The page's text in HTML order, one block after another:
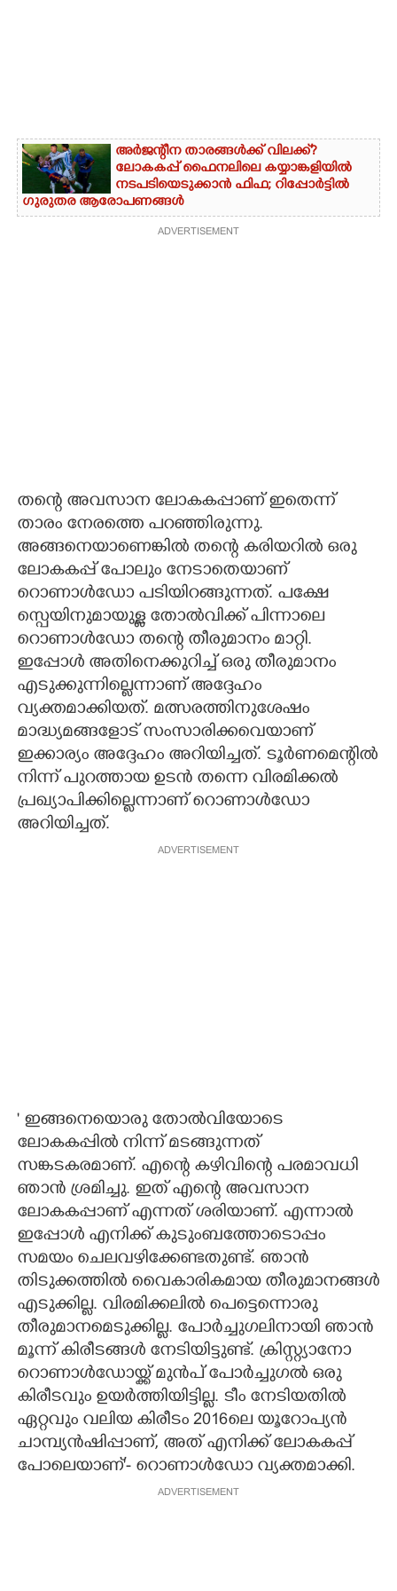
അർജന്റീന താരങ്ങൾക്ക് വിലക്ക്?
ലോകകപ്പ് ഫൈനലിലെ കയ്യാങ്കളിയിൽ
നടപടിയെടുക്കാൻ ഫിഫ; റിപ്പോർട്ടിൽ
ഗുരുതര ആരോപണങ്ങൾ
ADVERTISEMENT
തന്റെ അവസാന ലോകകപ്പാണ് ഇതെന്ന്
താരം നേരത്തെ പറഞ്ഞിരുന്നു.
അങ്ങനെയാണെങ്കിൽ തന്റെ കരിയറിൽ ഒരു
ലോകകപ്പ് പോലും നേടാതെയാണ്
റൊണാൾഡോ പടിയിറങ്ങുന്നത്. പക്ഷേ
സ്പെയിനുമായുള്ള തോൽവിക്ക് പിന്നാലെ
റൊണാൾഡോ തന്റെ തീരുമാനം മാറ്റി.
ഇപ്പോൾ അതിനെക്കുറിച്ച് ഒരു തീരുമാനം
എടുക്കുന്നില്ലെന്നാണ് അദ്ദേഹം
വ്യക്തമാക്കിയത്. മത്സരത്തിനുശേഷം
മാദ്ധ്യമങ്ങളോട് സംസാരിക്കവെയാണ്
ഇക്കാര്യം അദ്ദേഹം അറിയിച്ചത്. ടൂർണമെന്റിൽ
നിന്ന് പുറത്തായ ഉടൻ തന്നെ വിരമിക്കൽ
പ്രഖ്യാപിക്കില്ലെന്നാണ് റൊണാൾഡോ
അറിയിച്ചത്.
ADVERTISEMENT
' ഇങ്ങനെയൊരു തോൽവിയോടെ
ലോകകപ്പിൽ നിന്ന് മടങ്ങുന്നത്
സങ്കടകരമാണ്. എന്റെ കഴിവിന്റെ പരമാവധി
ഞാൻ ശ്രമിച്ചു. ഇത് എന്റെ അവസാന
ലോകകപ്പാണ് എന്നത് ശരിയാണ്. എന്നാൽ
ഇപ്പോൾ എനിക്ക് കുടുംബത്തോടൊപ്പം
സമയം ചെലവഴിക്കേണ്ടതുണ്ട്. ഞാൻ
തിടുക്കത്തിൽ വെെകാരികമായ തീരുമാനങ്ങൾ
എടുക്കില്ല. വിരമിക്കലിൽ പെട്ടെന്നൊരു
തീരുമാനമെടുക്കില്ല. പോർച്ചുഗലിനായി ഞാൻ
മൂന്ന് കിരീടങ്ങൾ നേടിയിട്ടുണ്ട്. ക്രിസ്റ്റ്യാനോ
റൊണാൾഡോയ്ക്ക് മുൻപ് പോർച്ചുഗൽ ഒരു
കിരീടവും ഉയർത്തിയിട്ടില്ല. ടീം നേടിയതിൽ
ഏറ്റവും വലിയ കിരീടം 2016ലെ യൂറോപ്യൻ
ചാമ്പ്യൻഷിപ്പാണ്, അത് എനിക്ക് ലോകകപ്പ്
പോലെയാണ്'- റൊണാൾഡോ വ്യക്തമാക്കി.
ADVERTISEMENT